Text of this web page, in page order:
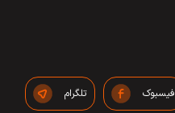
فیسبوک تلگرام